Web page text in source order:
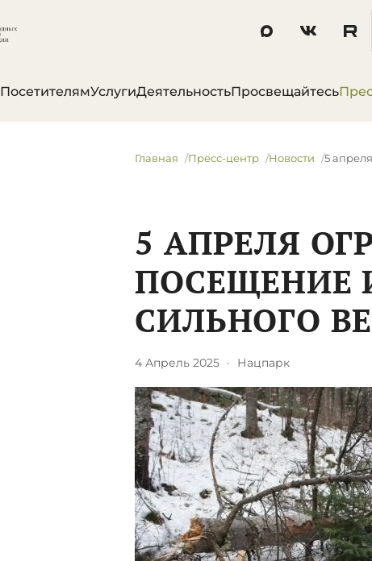
ПосетителямУслугиДеятельностьПросвещайтесь
Главная Пресс-центр Новости 5
5 АПРЕЛЯ
ПОСЕЩЕНИЕ
СИЛЬНОГО
4 Апрель 2025 · Нацпарк